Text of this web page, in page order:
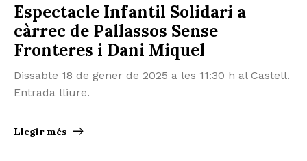
Espectacle Infantil Solidari a
càrrec de Pallassos Sense
Fronteres i Dani Miquel
Dissabte 18 de gener de 2025 a les 11:30 h al Castell.
Entrada lliure.
Llegir més